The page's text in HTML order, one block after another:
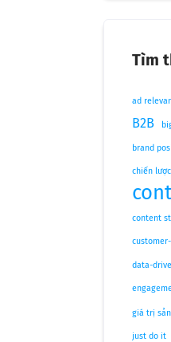
Tìm
ad
B2B
brand
chiến
content
data-
giá trị
just do it